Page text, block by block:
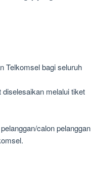
Telkomsel bagi seluruh
melalui tiket
calon pelanggan